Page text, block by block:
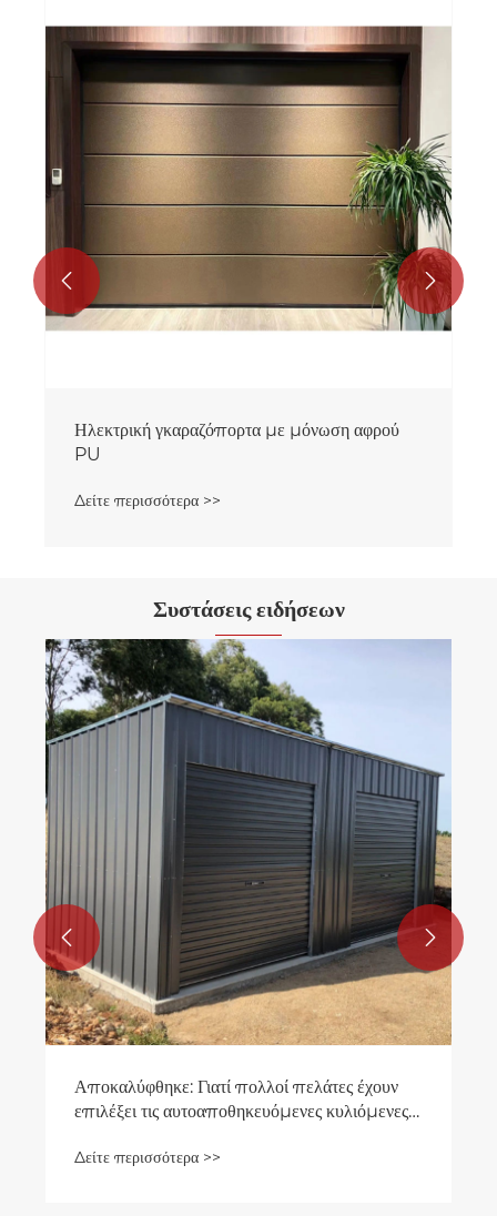
Αυτόματη πόρτα γκαράζ
Δείτε περισσότερα >>
 
Συστάσεις ειδήσεων
Τρόπος λειτουργίας γκαραζόπορτας
 